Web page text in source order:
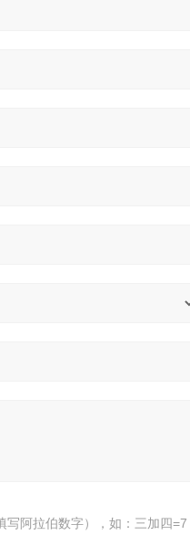
写阿拉伯数字），如：三加四=7